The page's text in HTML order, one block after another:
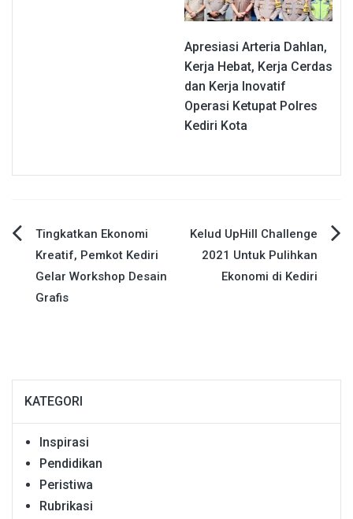
Apresiasi Arteria Dahlan,
Kerja Hebat, Kerja Cerdas
dan Kerja Inovatif
Operasi Ketupat Polres
Kediri Kota
Navigasi
pos
Tingkatkan Ekonomi
Kreatif, Pemkot Kediri
Gelar Workshop Desain
Grafis
Kelud UpHill Challenge
2021 Untuk Pulihkan
Ekonomi di Kediri
KATEGORI
Inspirasi
Pendidikan
Peristiwa
Rubrikasi